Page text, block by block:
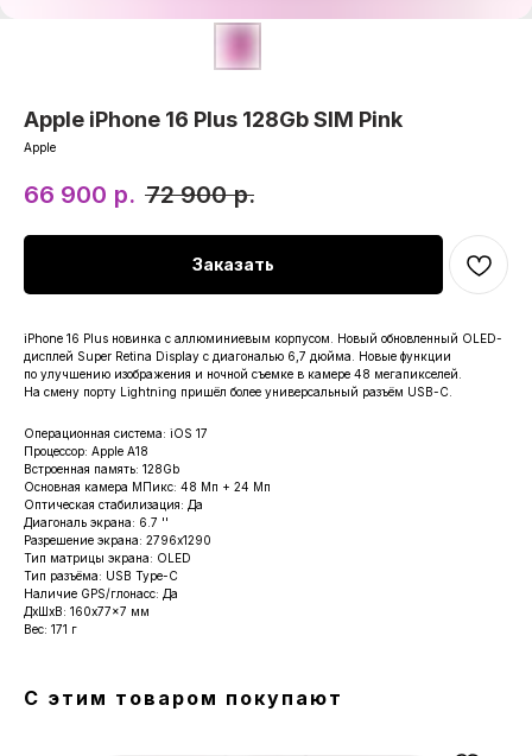
Apple iPhone 16 Plus 128Gb SIM Pink
Apple
66 900 р. 72 900 р.
Заказать
iPhone 16 Plus новинка с аллюминиевым корпусом. Новый обновленный OLED-
дисплей Super Retina Display с диагональю 6,7 дюйма. Новые функции
по улучшению изображения и ночной съемке в камере 48 мегапикселей.
На смену порту Lightning пришёл более универсальный разъём USB-C.
Операционная система: iOS 17
Процессор: Apple A18
Встроенная память: 128Gb
Основная камера МПикс: 48 Мп + 24 Мп
Оптическая стабилизация: Да
Диагональ экрана: 6.7 ''
Разрешение экрана: 2796x1290
Тип матрицы экрана: OLED
Тип разъёма: USB Type-C
Наличие GPS/глонасс: Да
ДxШxВ: 160x77x7 мм
Вес: 171 г
С этим товаром покупают